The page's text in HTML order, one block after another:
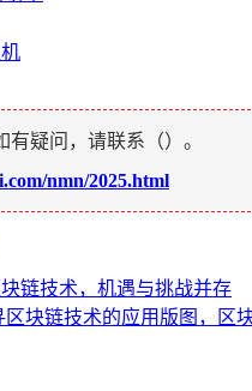
有疑问，请联系（）。
nmn/2025.html
链技术，机遇与挑战并存
区块链技术的应用版图，区